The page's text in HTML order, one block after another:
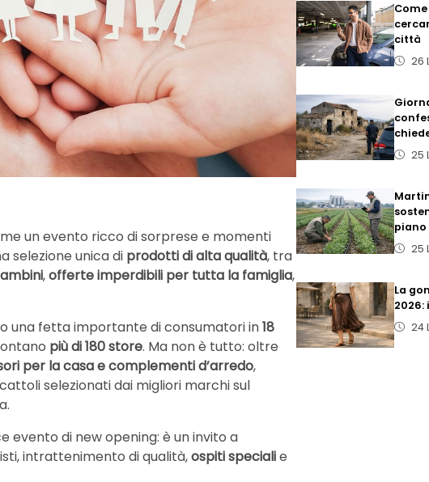
un evento ricco di sorprese e momenti
selezione unica di prodotti di alta qualità, tra
,offerte imperdibili per tutta la famiglia,
una fetta importante di consumatori in18
più di 180 store. Ma non è tutto: oltre
per la casa e complementi d’arredo,
selezionati dai migliori marchi sul
evento di new opening: è un invito a
intrattenimento di qualità,ospiti specialie
città
26
25
piano
25
La
2026:
24